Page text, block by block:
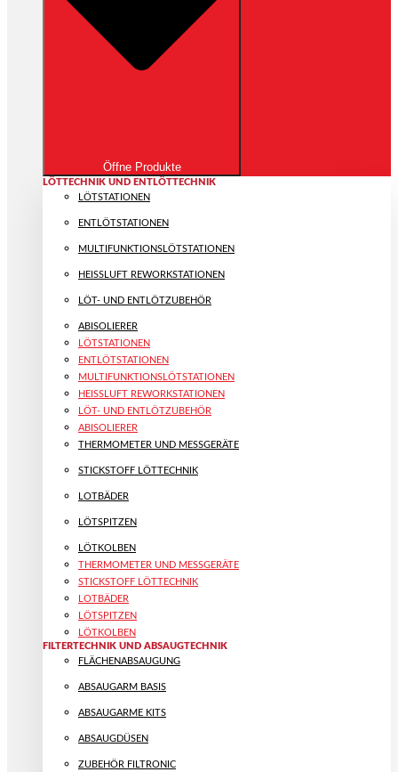
Öffne Produkte
LÖTTECHNIK UND ENTLÖTTECHNIK
LÖTSTATIONEN
ENTLÖTSTATIONEN
MULTIFUNKTIONS­LÖTSTATIONEN
HEISSLUFT REWORKSTATIONEN
LÖT- UND ENTLÖTZUBEHÖR
ABISOLIERER
LÖTSTATIONEN
ENTLÖTSTATIONEN
MULTIFUNKTIONS­LÖTSTATIONEN
HEISSLUFT REWORKSTATIONEN
LÖT- UND ENTLÖTZUBEHÖR
ABISOLIERER
THERMOMETER UND MESSGERÄTE
STICKSTOFF LÖTTECHNIK
LOTBÄDER
LÖTSPITZEN
LÖTKOLBEN
THERMOMETER UND MESSGERÄTE
STICKSTOFF LÖTTECHNIK
LOTBÄDER
LÖTSPITZEN
LÖTKOLBEN
FILTERTECHNIK UND ABSAUGTECHNIK
FLÄCHENABSAUGUNG
ABSAUGARM BASIS
ABSAUGARME KITS
ABSAUGDÜSEN
ZUBEHÖR FILTRONIC